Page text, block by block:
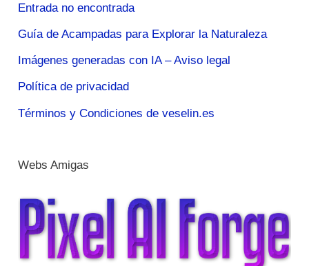
Entrada no encontrada
Guía de Acampadas para Explorar la Naturaleza
Imágenes generadas con IA – Aviso legal
Política de privacidad
Términos y Condiciones de veselin.es
Webs Amigas